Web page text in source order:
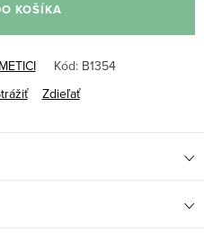
KOŠÍKA
Kód: B1354
Zdieľať